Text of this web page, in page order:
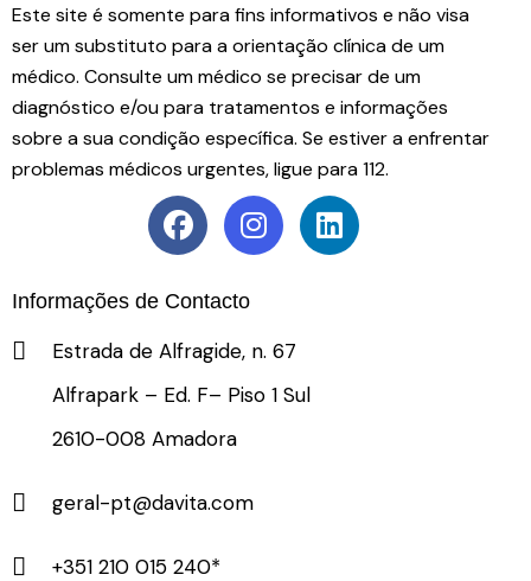
Este site é somente para fins informativos e não visa
ser um substituto para a orientação clínica de um
médico. Consulte um médico se precisar de um
diagnóstico e/ou para tratamentos e informações
sobre a sua condição específica. Se estiver a enfrentar
problemas médicos urgentes, ligue para 112.
Informações de Contacto
Estrada de Alfragide, n. 67
Alfrapark – Ed. F– Piso 1 Sul
2610-008 Amadora
geral-pt@davita.com
+351 210 015 240*